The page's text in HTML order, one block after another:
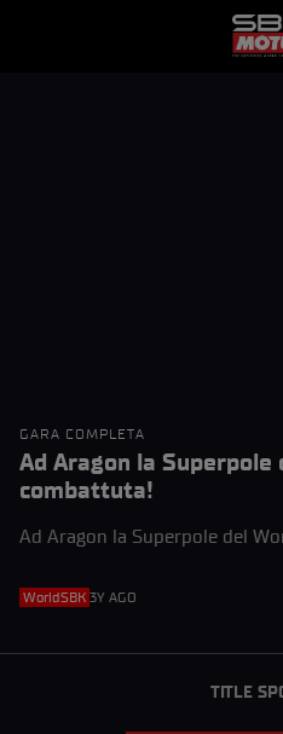
GARA COMPLETA
Ad Aragon la
combattuta!
Ad Aragon la Superpole del
WorldSBK 3Y AGO
TITLE